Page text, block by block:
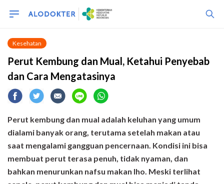
Kesehatan
Perut Kembung dan Mual, Ketahui Penyebab
dan Cara Mengatasinya
Perut kembung dan mual adalah keluhan yang umum
dialami banyak orang, terutama setelah makan atau
saat mengalami gangguan pencernaan. Kondisi ini bisa
membuat perut terasa penuh, tidak nyaman, dan
bahkan menurunkan nafsu makan lho. Meski terlihat